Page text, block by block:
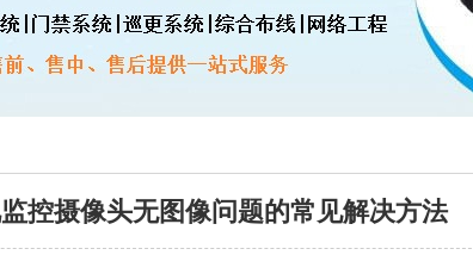
控摄像头无图像问题的常见解决方法